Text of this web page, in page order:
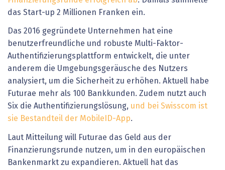
das Start-up 2 Millionen Franken ein.
Das 2016 gegründete Unternehmen hat eine
benutzerfreundliche und robuste Multi-Faktor-
Authentifizierungsplattform entwickelt, die unter
anderem die Umgebungsgeräusche des Nutzers
analysiert, um die Sicherheit zu erhöhen. Aktuell habe
Futurae mehr als 100 Bankkunden. Zudem nutzt auch
Six die Authentifizierungslösung, und bei Swisscom ist
sie Bestandteil der MobileID-App.
Laut Mitteilung will Futurae das Geld aus der
Finanzierungsrunde nutzen, um in den europäischen
Bankenmarkt zu expandieren. Aktuell hat das